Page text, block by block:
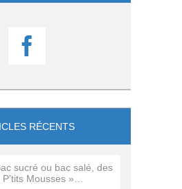

RÉCENTS
sucré ou bac salé, des
P’tits Mousses »…